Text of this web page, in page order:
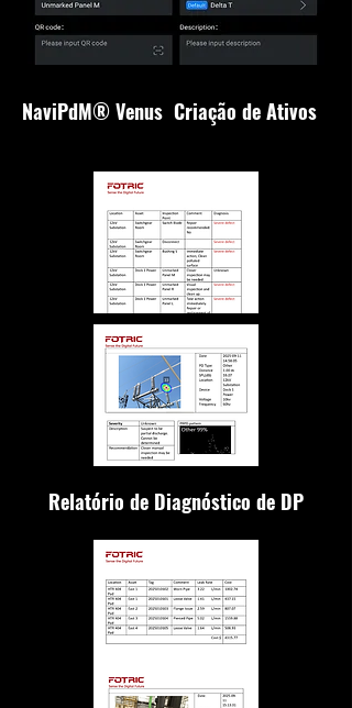
NaviPdM® Venus Criação de Ativos
Relatório de Diagnóstico de DP